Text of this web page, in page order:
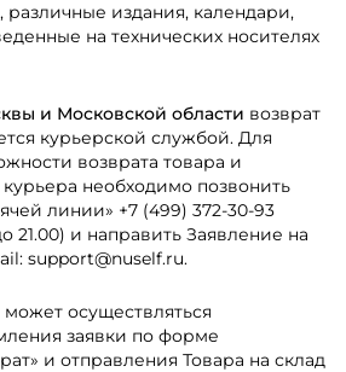
издания, календари,
на технических носителях
и Московской области возврат
курьерской службой. Для
возврата товара и
необходимо позвонить
линии» +7 (499) 372-30-93
21.00) и направить Заявление на
support@nuself.ru.
может осуществляться
заявки по форме
и отправления Товара на склад